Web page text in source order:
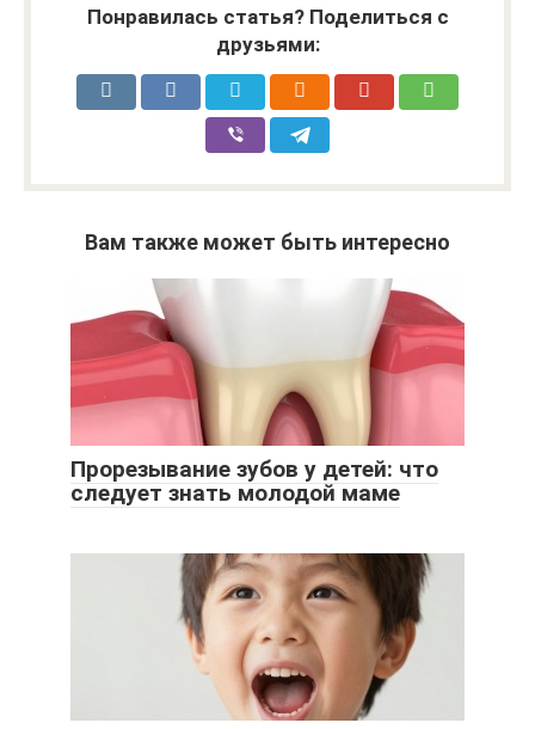
Понравилась статья? Поделиться с
друзьями:
Вам также может быть интересно
Прорезывание зубов у детей: что
следует знать молодой маме